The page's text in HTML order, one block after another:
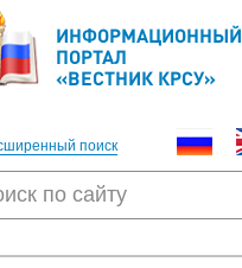
ИНФОРМАЦИОННЫЙ
ПОРТАЛ
«ВЕСТНИК КРСУ»
поиск